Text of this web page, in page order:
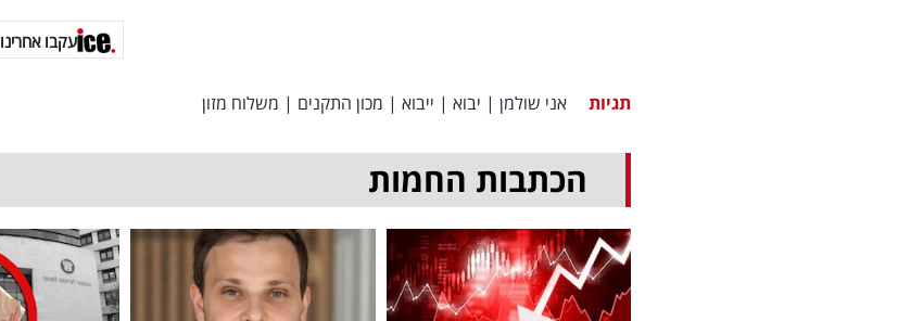
עקבו אחרינו
תגיות אני שולמן | יבוא | ייבוא | מכון התקנים | משלוח מזון
הכתבות החמות